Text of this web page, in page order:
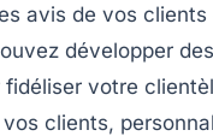
avis de vos clients
développer des
fidéliser votre
clients,